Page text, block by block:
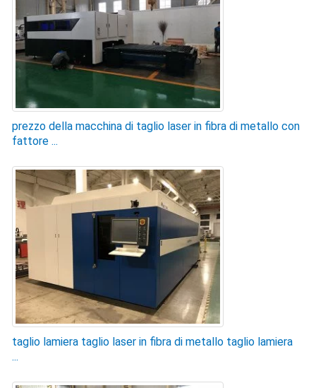
prezzo della macchina di taglio laser in fibra di metallo con
fattore ...
taglio lamiera taglio laser in fibra di metallo taglio lamiera
...